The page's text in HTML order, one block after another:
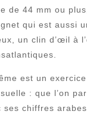
de 44 mm ou
qui est aussi
un clin d’œil à
est un exercice
: que l’on
ses chiffres